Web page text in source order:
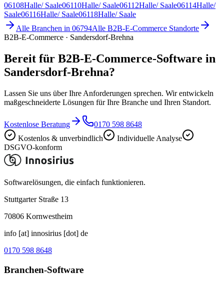
06108Halle/ Saale06110Halle/ Saale06112Halle/ Saale06114Halle/
Saale06116Halle/ Saale06118Halle/ Saale
Alle Branchen in 06794Alle B2B-E-Commerce Standorte
B2B-E-Commerce · Sandersdorf-Brehna
Bereit für B2B-E-Commerce-Software in
Sandersdorf-Brehna?
Lassen Sie uns über Ihre Anforderungen sprechen. Wir entwickeln
maßgeschneiderte Lösungen für Ihre Branche und Ihren Standort.
Kostenlose Beratung
0170 598 8648
Kostenlos & unverbindlich
Individuelle Analyse
DSGVO-konform
Softwarelösungen, die einfach funktionieren.
Stuttgarter Straße 13
70806 Kornwestheim
info [at] innosirius [dot] de
0170 598 8648
Branchen-Software